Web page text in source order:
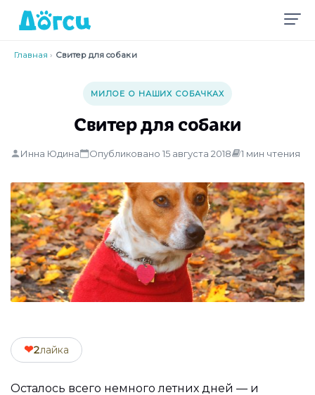
Главная › Свитер для собаки
МИЛОЕ О НАШИХ СОБАЧКАХ
Свитер для собаки
Инна Юдина Опубликовано 15 августа 2018 1 мин чтения
❤2лайка
Осталось всего немного летних дней — и